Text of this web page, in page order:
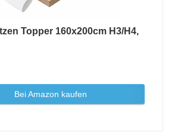
Topper 160x200cm H3/H4,
Bei Amazon kaufen